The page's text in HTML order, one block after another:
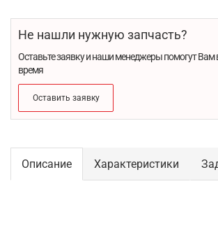
Не нашли нужную запчасть?
Оставьте заявку и наши менеджеры помогут
время
Оставить заявку
Описание Характеристики